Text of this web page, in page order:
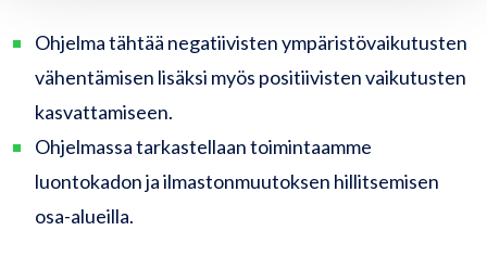
Ohjelma tähtää negatiivisten ympäristövaikutusten
vähentämisen lisäksi myös positiivisten vaikutusten
kasvattamiseen.
Ohjelmassa tarkastellaan toimintaamme
luontokadon ja ilmastonmuutoksen hillitsemisen
osa-alueilla.